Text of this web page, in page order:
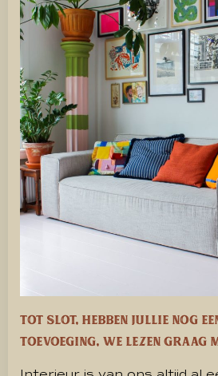
Tot slot, hebben jullie nog
toevoeging, we lezen graag